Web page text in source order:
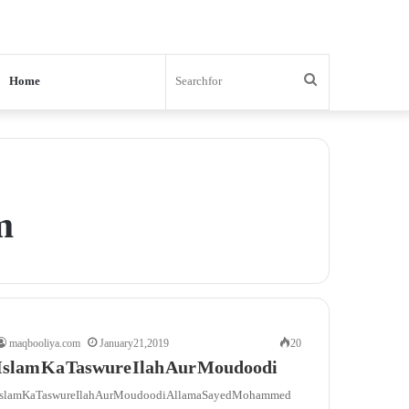
Home
for
maqbooliya.com January 21, 2019 20
Ka Taswure Ilah Aur Moudoodi
Ka Taswure Ilah Aur Moudoodi Allama Sayed Mohammed